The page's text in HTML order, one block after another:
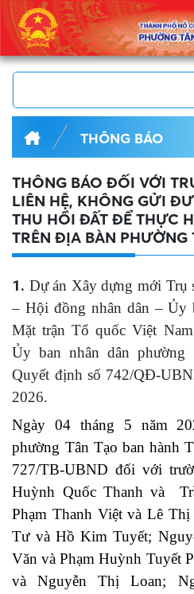
THÔNG BÁO
THÔNG BÁO ĐỐI VỚI
LIÊN HỆ, KHÔNG GỬI
THU HỒI ĐẤT ĐỂ THỰC
TRÊN ĐỊA BÀN PHƯỜNG
1. Dự án Xây dựng mới Trụ
– Hội đồng nhân dân – Ủy
Mặt trận Tổ quốc Việt
Ủy ban nhân dân phường
Quyết định số 742/QĐ-
2026.
Ngày 04 tháng 5 năm
phường Tân Tạo ban hành
727/TB-UBND đối với
Huỳnh Quốc Thanh và
Phạm Thanh Việt và Lê
Tư và Hồ Kim Tuyết;
Văn và Phạm Huỳnh Tuyết
và Nguyễn Thị Loan;